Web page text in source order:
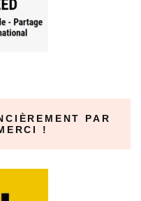
PAR
!